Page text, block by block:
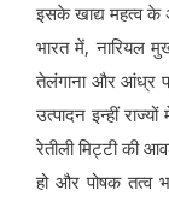
इसके खाद्य महत्व के
भारत में, नारियल
तेलंगाना और आंध्र
उत्पादन इन्हीं
रेतीली मिट्टी की
हो और पोषक तत्व